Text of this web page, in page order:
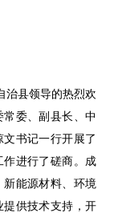
治县领导的热烈欢
委、副县长、中
书记一行开展了
作进行了磋商。成
能源材料、环境
提供技术支持，开